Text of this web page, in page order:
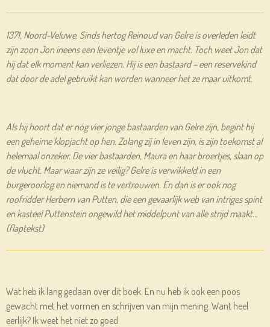
1371, Noord-Veluwe. Sinds hertog Reinoud van Gelre is overleden leidt
zijn zoon Jon ineens een leventje vol luxe en macht. Toch weet Jon dat
hij dat elk moment kan verliezen. Hij is een bastaard – een reservekind
dat door de adel gebruikt kan worden wanneer het ze maar uitkomt.
Als hij hoort dat er nóg vier jonge bastaarden van Gelre zijn, begint hij
een geheime klopjacht op hen. Zolang zij in leven zijn, is zijn toekomst al
helemaal onzeker. De vier bastaarden, Maura en haar broertjes, slaan op
de vlucht. Maar waar zijn ze veilig? Gelre is verwikkeld in een
burgeroorlog en niemand is te vertrouwen. En dan is er ook nog
roofridder Herbern van Putten, die een gevaarlijk web van intriges spint
en kasteel Puttenstein ongewild het middelpunt van alle strijd maakt…
(flaptekst)
Wat heb ik lang gedaan over dit boek. En nu heb ik ook een poos
gewacht met het vormen en schrijven van mijn mening. Want heel
eerlijk? Ik weet het niet zo goed.